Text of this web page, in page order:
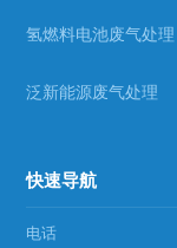
氢燃料电池废气处理
泛新能源废气处理
快速导航
电话